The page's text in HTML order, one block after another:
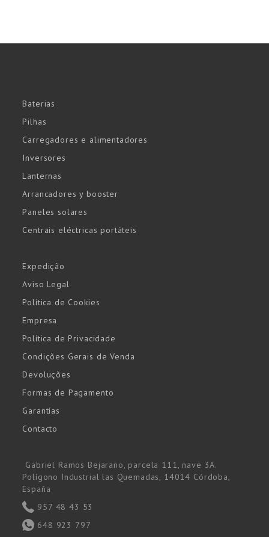
Baterias
Pilhas
Carregadores e alimentadores
Inversores
Lanternas
Arrancadores y booster
Paneles solares
Centrais eléctricas portáteis
Expedição
Aviso Legal
Política de Cookies
Empresa
Política de Privacidade
Condições Gerais de Venda
Devoluções
Formas de Pagamento
Garantías
Contacto
Gabriel Ramos Bejarano, parcela 111, nave 3A.
Polígono Industrial las Quemadas, 14014 Córdoba,
España
957 48 43 53
648 923 797